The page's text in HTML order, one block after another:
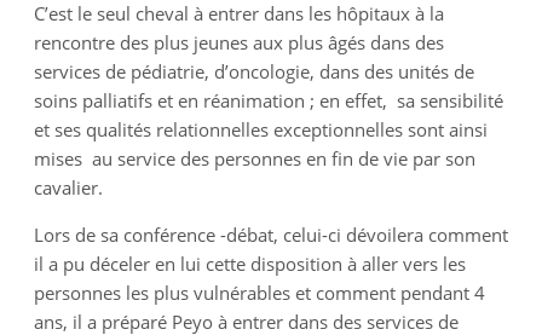
C’est le seul cheval à entrer dans les hôpitaux à la
rencontre des plus jeunes aux plus âgés dans des
services de pédiatrie, d’oncologie, dans des unités de
soins palliatifs et en réanimation ; en effet, sa sensibilité
et ses qualités relationnelles exceptionnelles sont ainsi
mises au service des personnes en fin de vie par son
cavalier.
Lors de sa conférence -débat, celui-ci dévoilera comment
il a pu déceler en lui cette disposition à aller vers les
personnes les plus vulnérables et comment pendant 4
ans, il a préparé Peyo à entrer dans des services de